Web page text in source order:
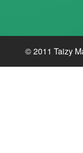
© 2011 Taizy